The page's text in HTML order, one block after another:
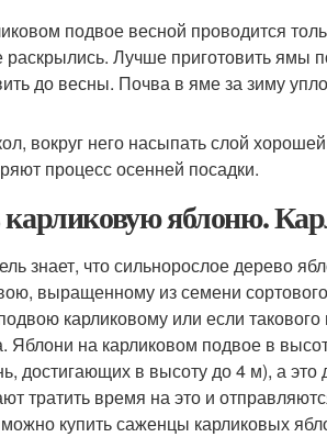
подвое весной проводится
Лучше приготовить ямы
до весны. Почва в яме за зиму
вокруг него насыпать слой
процесс осенней посадки.
яблоню.
знает, что сильнорослое дерево
выращенному из семени
карликовому или если
Яблони на карликовом подвое в
достигающих в высоту до 4 м), а
тратить время на это и
купить саженцы карликовых